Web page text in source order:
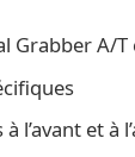
Grabber A/T
l’avant et à